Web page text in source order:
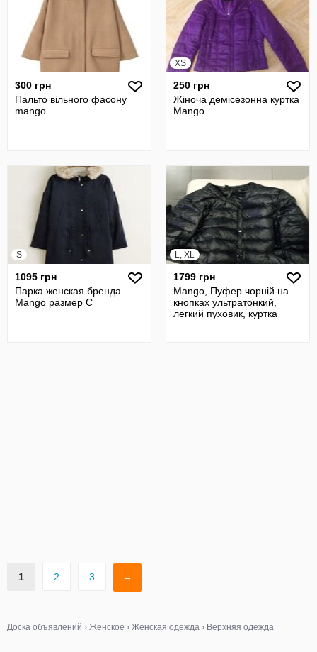
300 грн
Пальто вільного фасону
mango
XS
250 грн
Жіноча демісезонна куртка
Mango
S
1095 грн
Парка женская бренда
Mango размер С
L, XL
1799 грн
Mango, Пуфер чорній на
кнопках ультратонкий,
легкий пуховик, куртка
1 2 3 →
Доска объявлений › Женское › Женская одежда › Верхняя одежда